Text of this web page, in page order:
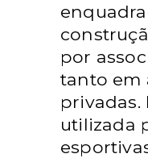
por
tanto em
privadas.
utilizada